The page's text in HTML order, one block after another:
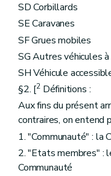
SD Corbillards
SE Caravanes
SF Grues mobiles
SG Autres véhicules
SH Véhicule
§2. [2Définitions :
Aux fins du présent
contraires, on entend
1. "Communauté" : la
2. "Etats membres" :
Communauté